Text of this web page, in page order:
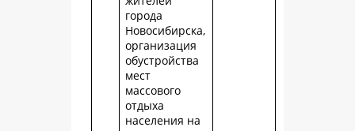
города
Новосибирска,
организация
обустройства
мест
массового
отдыха
населения на